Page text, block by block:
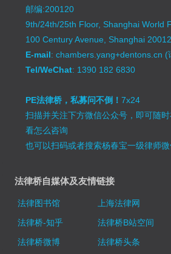
邮编:200120
9th/24th/25th Floor, Shanghai World
100 Century Avenue, Shanghai
E-mail: chambers.yang+dentons.cn (
Tel/WeChat: 1390 182 6830
PE法律桥，私募问不倒！7x24
扫描并关注下方微信公众号，即可随时
看怎么咨询
也可以扫码或者搜索杨春宝一级律师
法律桥自媒体及友情链接
法律图书馆 上海法律网
法律桥-知乎
法律桥B站空间
法律桥微博
法律桥头条